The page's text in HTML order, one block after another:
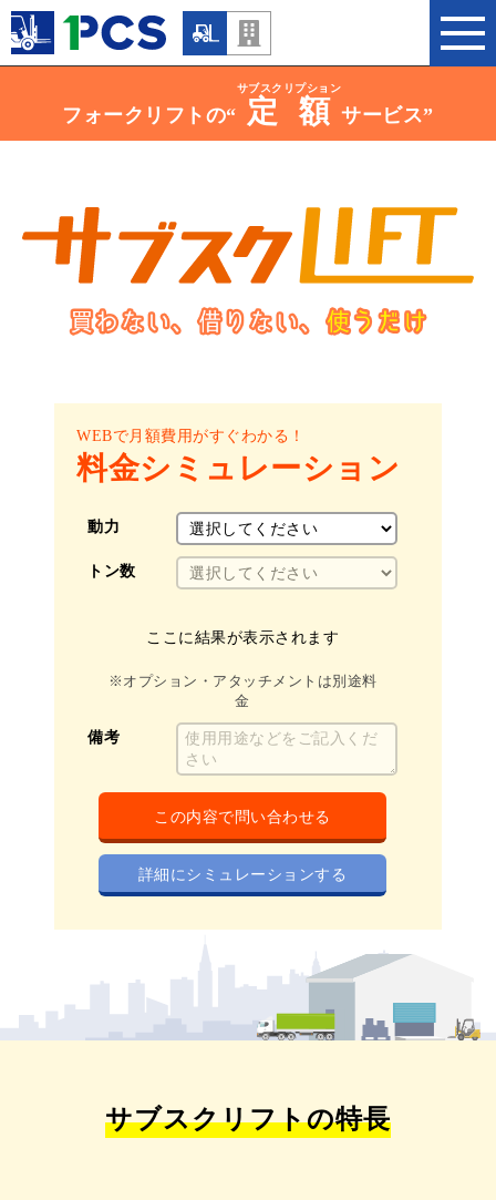
フォークリフトの“ 定額
サブスクリプション
サービス”
WEBで月額費用がすぐわかる！
料金シミュレーション
動力
トン数
ここに結果が表示されます
※オプション・アタッチメントは別途料
金
備考
この内容で問い合わせる
詳細にシミュレーションする
サブスクリフトの特長